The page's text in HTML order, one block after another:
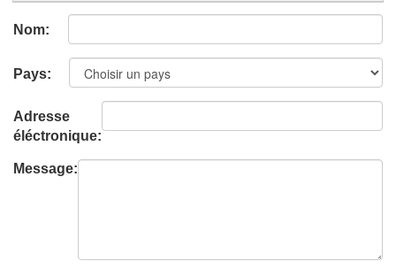
Nom:
Pays:
Adresse
éléctronique:
Message: